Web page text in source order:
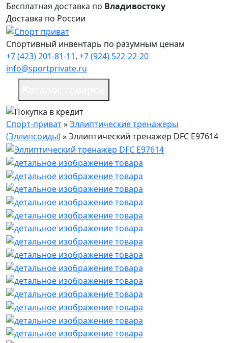
Бесплатная доставка по Владивостоку
Доставка по России
Спортивный инвентарь по разумным ценам
+7 (423) 201-81-11, +7 (924) 522-22-20
info@sportprivate.ru
Спорт-приват»Эллиптические тренажеры
(Эллипсоиды)»Эллиптический тренажер DFC E97614